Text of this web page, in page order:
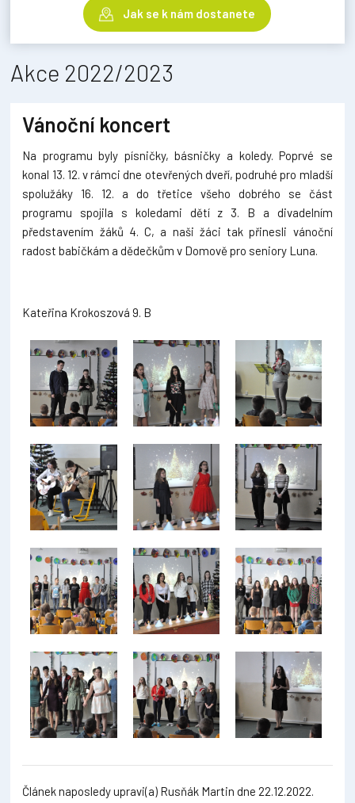
Jak se k nám dostanete
Akce 2022/2023
Vánoční koncert
Na programu byly písničky, básničky a koledy. Poprvé se
konal 13. 12. v rámci dne otevřených dveří, podruhé pro mladší
spolužáky 16. 12. a do třetice všeho dobrého se část
programu spojila s koledami dětí z 3. B a divadelním
představením žáků 4. C, a naši žáci tak přinesli vánoční
radost babičkám a dědečkům v Domově pro seniory Luna.
Kateřina Krokoszová 9. B
Článek naposledy upravi(a) Rusňák Martin dne 22.12.2022.